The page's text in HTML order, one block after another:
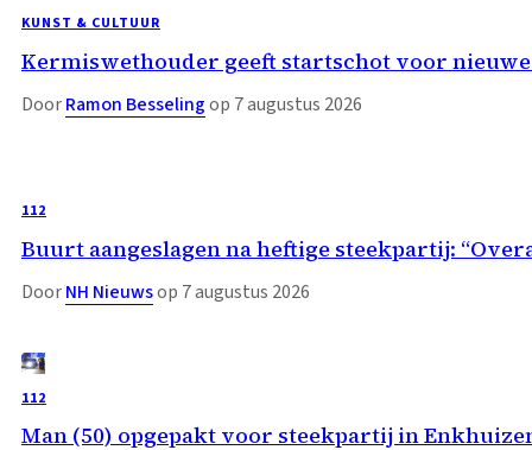
KUNST & CULTUUR
Kermiswethouder geeft startschot voor
DoorRamon Besselingop 7 augustus 2026
112
Buurt aangeslagen na heftige steekpartij:
DoorNH Nieuwsop 7 augustus 2026
112
Man (50) opgepakt voor steekpartij in